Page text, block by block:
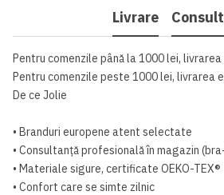
Livrare
Pentru comenzile până la 1000 lei,
Pentru comenzile peste 1000 lei, livrarea
De ce Jolie
• Branduri europene atent selectate
• Consultanță profesională în magazin
• Materiale sigure, certificate OEKO-TEX®
• Confort care se simte zilnic